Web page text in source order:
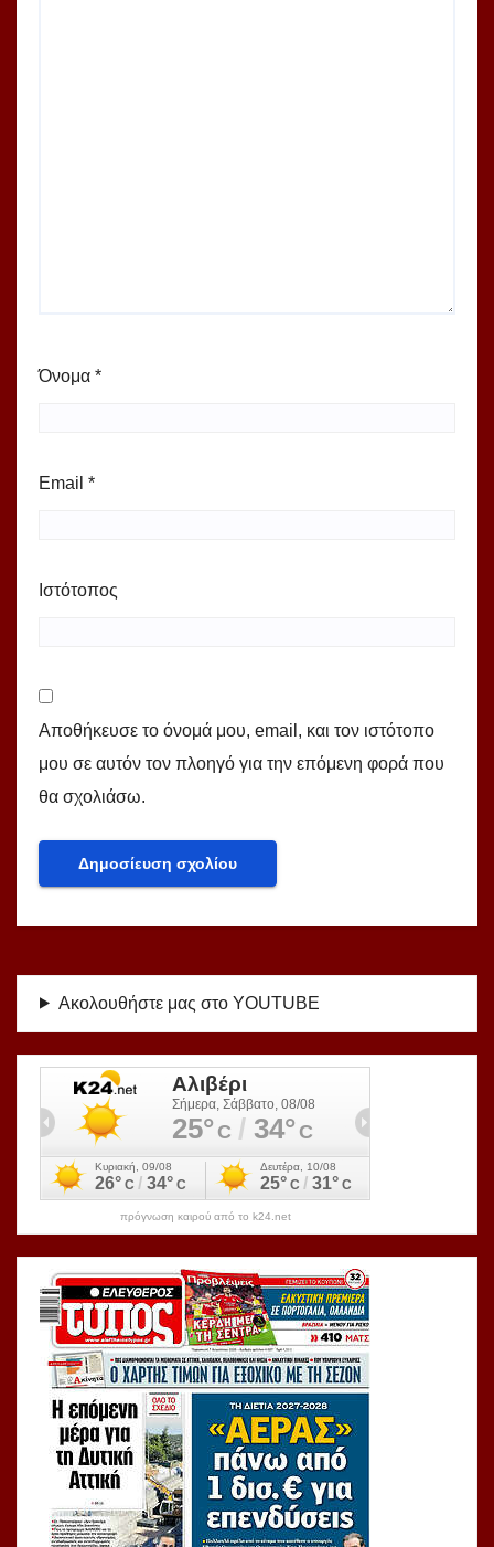
Όνομα *
Email *
Ιστότοπος
Αποθήκευσε το όνομά μου, email, και τον ιστότοπο
μου σε αυτόν τον πλοηγό για την επόμενη φορά που
θα σχολιάσω.
Ακολουθήστε μας στο YOUTUBE
πρόγνωση καιρού από το k24.net